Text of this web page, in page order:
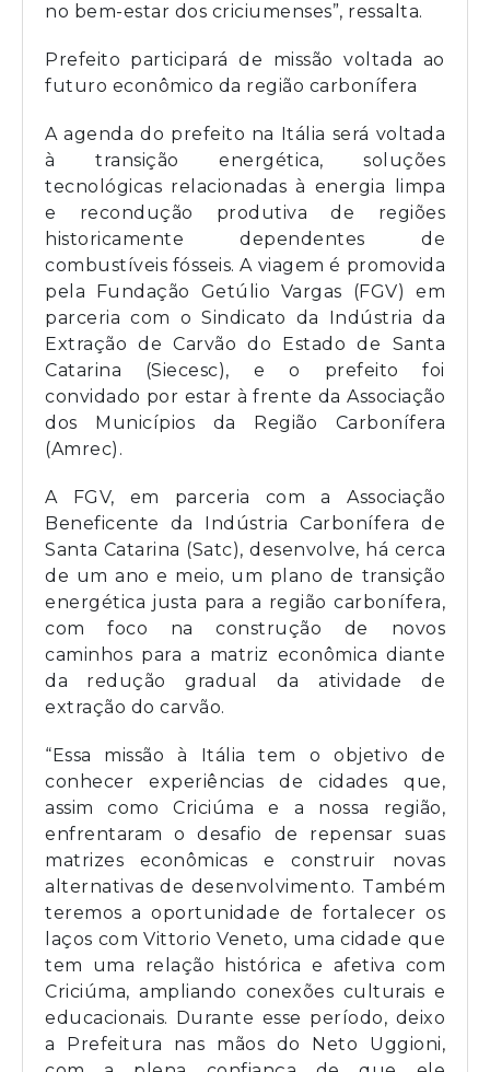
no bem-estar dos criciumenses”, ressalta.
Prefeito participará de missão voltada ao
futuro econômico da região carbonífera
A agenda do prefeito na Itália será voltada
à transição energética, soluções
tecnológicas relacionadas à energia limpa
e recondução produtiva de regiões
historicamente dependentes de
combustíveis fósseis. A viagem é promovida
pela Fundação Getúlio Vargas (FGV) em
parceria com o Sindicato da Indústria da
Extração de Carvão do Estado de Santa
Catarina (Siecesc), e o prefeito foi
convidado por estar à frente da Associação
dos Municípios da Região Carbonífera
(Amrec).
A FGV, em parceria com a Associação
Beneficente da Indústria Carbonífera de
Santa Catarina (Satc), desenvolve, há cerca
de um ano e meio, um plano de transição
energética justa para a região carbonífera,
com foco na construção de novos
caminhos para a matriz econômica diante
da redução gradual da atividade de
extração do carvão.
“Essa missão à Itália tem o objetivo de
conhecer experiências de cidades que,
assim como Criciúma e a nossa região,
enfrentaram o desafio de repensar suas
matrizes econômicas e construir novas
alternativas de desenvolvimento. Também
teremos a oportunidade de fortalecer os
laços com Vittorio Veneto, uma cidade que
tem uma relação histórica e afetiva com
Criciúma, ampliando conexões culturais e
educacionais. Durante esse período, deixo
a Prefeitura nas mãos do Neto Uggioni,